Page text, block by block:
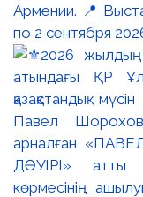
Армении. 📍
по 2 сентября